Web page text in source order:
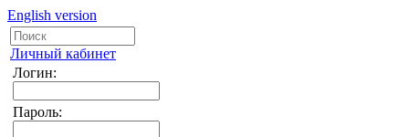
English version
Личный кабинет
Логин:
Пароль: